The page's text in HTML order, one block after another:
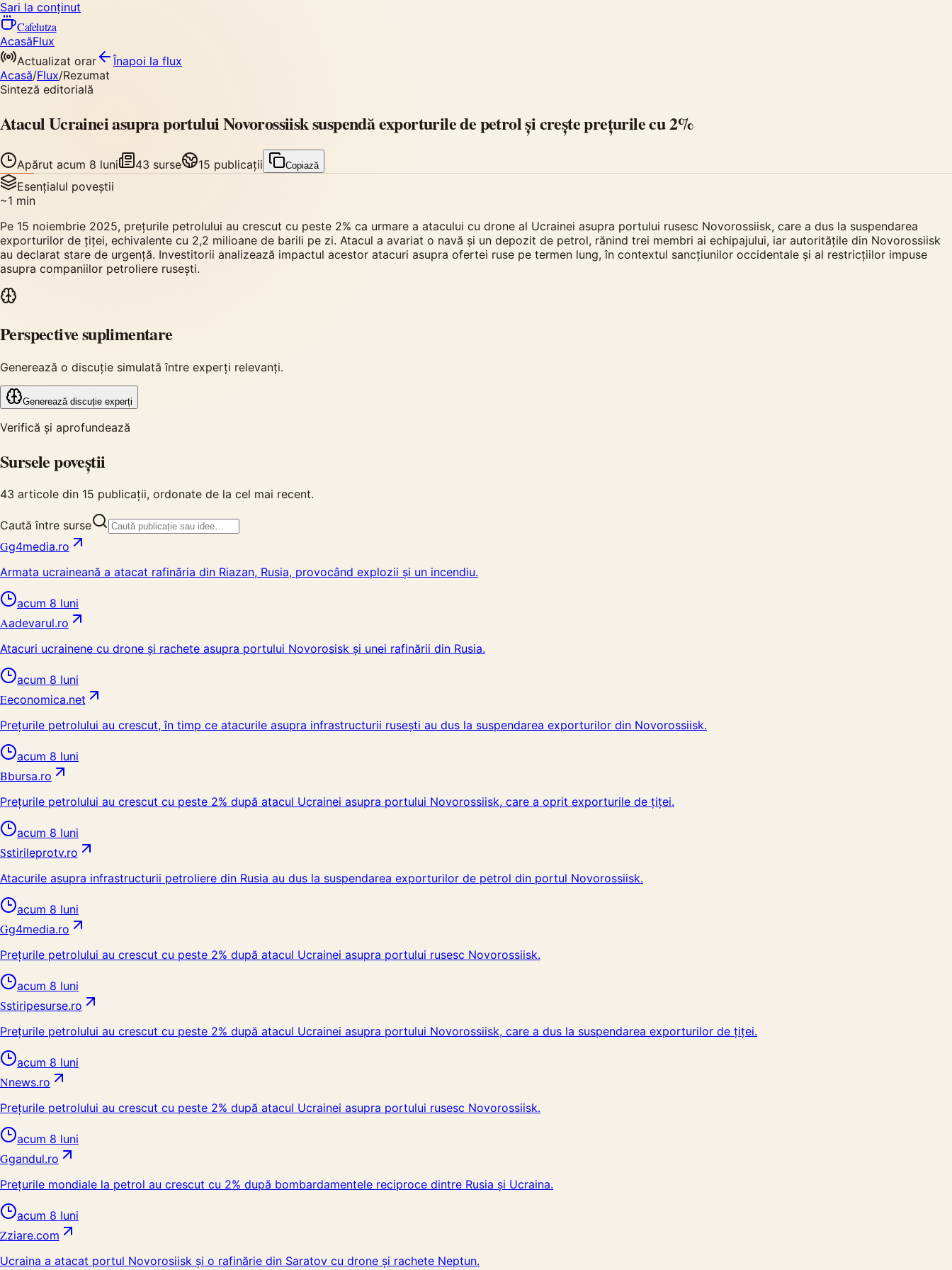
Sari la conținut
Cafelutza
AcasăFlux
Actualizat orar
Înapoi la flux
Acasă/Flux/Rezumat
Sinteză editorială
Atacul Ucrainei asupra portului Novorossiisk suspendă exporturile de petrol și crește prețurile cu 2%
Apărut acum 8 luni 43 surse 15 publicații Copiază
Esențialul poveștii
~1 min
Pe 15 noiembrie 2025, prețurile petrolului au crescut cu peste 2% ca urmare a atacului cu drone al Ucrainei asupra portului rusesc Novorossiisk, care a dus la suspendarea
exporturilor de țiței, echivalente cu 2,2 milioane de barili pe zi. Atacul a avariat o navă și un depozit de petrol, rănind trei membri ai echipajului, iar autoritățile din Novorossiisk
au declarat stare de urgență. Investitorii analizează impactul acestor atacuri asupra ofertei ruse pe termen lung, în contextul sancțiunilor occidentale și al restricțiilor impuse
asupra companiilor petroliere rusești.
Perspective suplimentare
Generează o discuție simulată între experți relevanți.
Generează discuție experți
Verifică și aprofundează
Sursele poveștii
43 articole din 15 publicații, ordonate de la cel mai recent.
Caută între surse
Gg4media.ro
Armata ucraineană a atacat rafinăria din Riazan, Rusia, provocând explozii și un incendiu.
acum 8 luni
Aadevarul.ro
Atacuri ucrainene cu drone și rachete asupra portului Novorosisk și unei rafinării din Rusia.
acum 8 luni
Eeconomica.net
Prețurile petrolului au crescut, în timp ce atacurile asupra infrastructurii rusești au dus la suspendarea exporturilor din Novorossiisk.
acum 8 luni
Bbursa.ro
Prețurile petrolului au crescut cu peste 2% după atacul Ucrainei asupra portului Novorossiisk, care a oprit exporturile de țiței.
acum 8 luni
Sstirileprotv.ro
Atacurile asupra infrastructurii petroliere din Rusia au dus la suspendarea exporturilor de petrol din portul Novorossiisk.
acum 8 luni
Gg4media.ro
Prețurile petrolului au crescut cu peste 2% după atacul Ucrainei asupra portului rusesc Novorossiisk.
acum 8 luni
Sstiripesurse.ro
Prețurile petrolului au crescut cu peste 2% după atacul Ucrainei asupra portului Novorossiisk, care a dus la suspendarea exporturilor de țiței.
acum 8 luni
Nnews.ro
Prețurile petrolului au crescut cu peste 2% după atacul Ucrainei asupra portului rusesc Novorossiisk.
acum 8 luni
Ggandul.ro
Prețurile mondiale la petrol au crescut cu 2% după bombardamentele reciproce dintre Rusia și Ucraina.
acum 8 luni
Zziare.com
Ucraina a atacat portul Novorosiisk și o rafinărie din Saratov cu drone și rachete Neptun.